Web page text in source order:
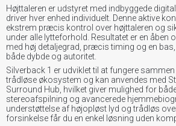
Højttaleren er udstyret med indbyggede
driver hver enhed individuelt. Denne aktive
ekstrem præcis kontrol over højttaleren og
under alle lytteforhold. Resultatet er en åben
med høj detaljegrad, præcis timing og en
både dybde og autoritet.
Silverback 1 er udviklet til at fungere
trådløse økosystem og kan anvendes med
Surround Hub, hvilket giver mulighed for
stereoafspilning og avancerede
understøttelse af højopløst lyd og trådløs
forsinkelse får du en enkel løsning uden